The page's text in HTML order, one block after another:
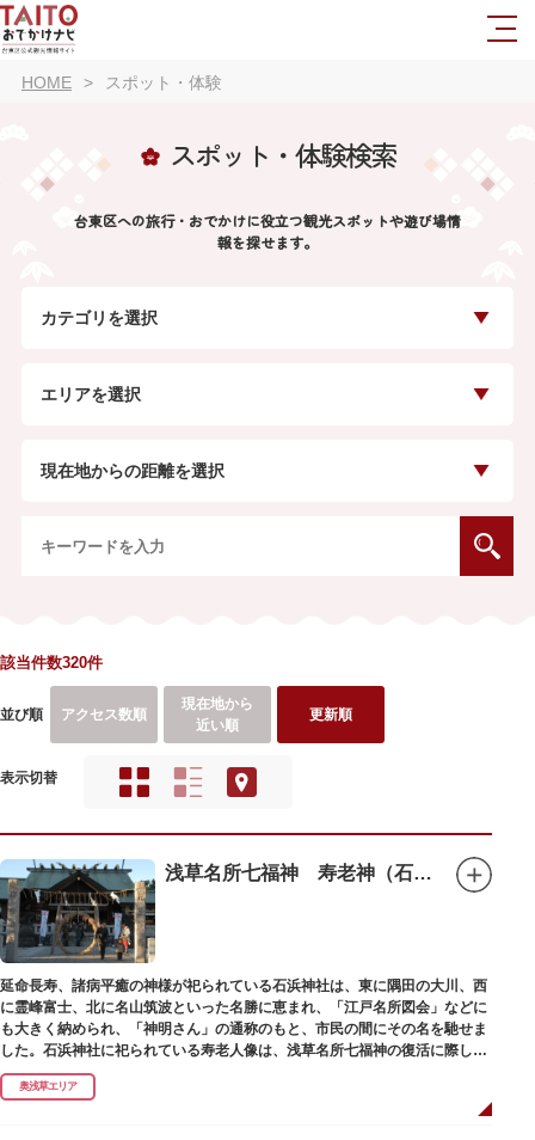
HOME スポット・体験
スポット・体験検索
台東区への旅行・おでかけに役立つ観光スポットや遊び場情
報を探せます。
カテゴリを選択
エリアを選択
現在地からの距離を選択
該当件数320件
並び順 アクセス数順
現在地から
近い順
更新順
表示切替
浅草名所七福神 寿老神（石浜神社）
延命長寿、諸病平癒の神様が祀られている石浜神社は、東に隅田の大川、西
に霊峰富士、北に名山筑波といった名勝に恵まれ、「江戸名所図会」などに
も大きく納められ、「神明さん」の通称のもと、市民の間にその名を馳せま
した。石浜神社に祀られている寿老人像は、浅草名所七福神の復活に際し、
延命長寿の神として奉安されたものです。
奥浅草エリア